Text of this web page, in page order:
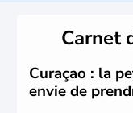
lesquelles
peut se targuer de
les domaines,
philosophie. Hertz,
Herman Hesse ou
Carnet
Curaçao : la
envie de